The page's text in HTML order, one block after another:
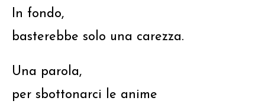
In fondo,
basterebbe solo una carezza.
Una parola,
per sbottonarci le anime